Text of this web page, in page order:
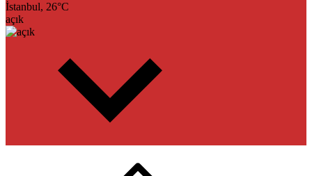
İstanbul, 26°C
açık